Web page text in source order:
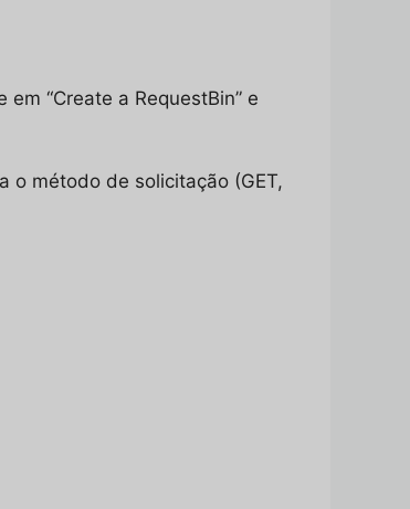
“Create a RequestBin” e
o método de solicitação (GET,